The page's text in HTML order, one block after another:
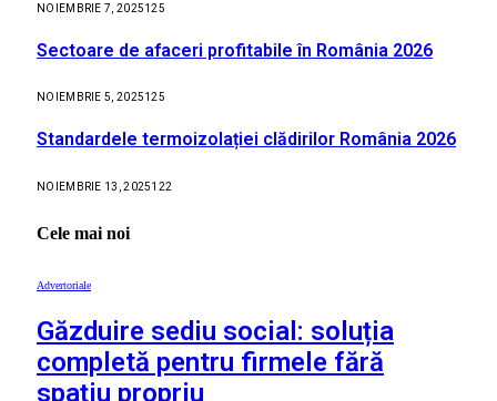
NOIEMBRIE 7, 2025125
Sectoare de afaceri profitabile în România 2026
NOIEMBRIE 5, 2025125
Standardele termoizolației clădirilor România 2026
NOIEMBRIE 13, 2025122
Cele mai noi
Advertoriale
Găzduire sediu social: soluția
completă pentru firmele fără
spațiu propriu